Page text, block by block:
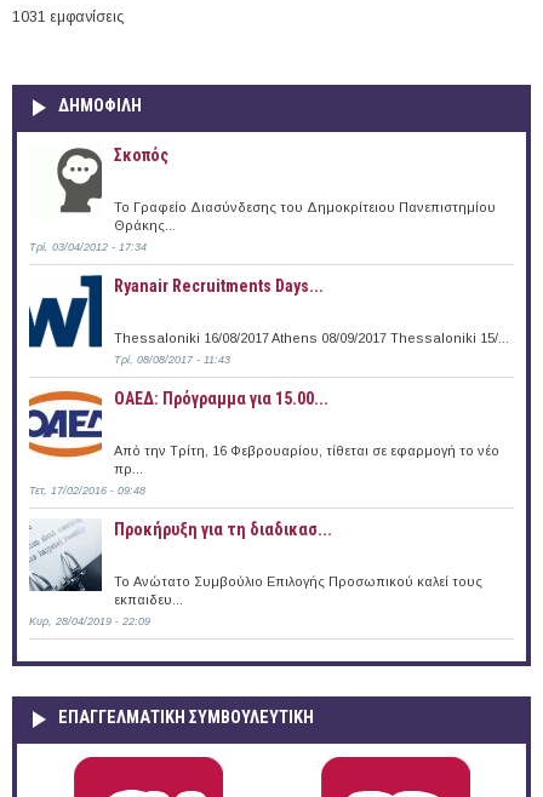
1031 εμφανίσεις
ΔΗΜΟΦΙΛΗ
Σκοπός
Το Γραφείο Διασύνδεσης του Δημοκρίτειου Πανεπιστημίου
Θράκης...
Τρί, 03/04/2012 - 17:34
Ryanair Recruitments Days...
Thessaloniki 16/08/2017 Athens 08/09/2017 Thessaloniki 15/...
Τρί, 08/08/2017 - 11:43
ΟΑΕΔ: Πρόγραμμα για 15.00...
Από την Τρίτη, 16 Φεβρουαρίου, τίθεται σε εφαρμογή το νέο
πρ...
Τετ, 17/02/2016 - 09:48
Προκήρυξη για τη διαδικασ...
Το Ανώτατο Συμβούλιο Επιλογής Προσωπικού καλεί τους
εκπαιδευ...
Κυρ, 28/04/2019 - 22:09
ΕΠΑΓΓΕΛΜΑΤΙΚΉ ΣΥΜΒΟΥΛΕΥΤΙΚΉ